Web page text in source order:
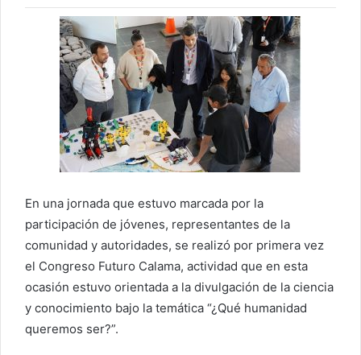
En una jornada que estuvo marcada por la
participación de jóvenes, representantes de la
comunidad y autoridades, se realizó por primera vez
el Congreso Futuro Calama, actividad que en esta
ocasión estuvo orientada a la divulgación de la ciencia
y conocimiento bajo la temática “¿Qué humanidad
queremos ser?”.